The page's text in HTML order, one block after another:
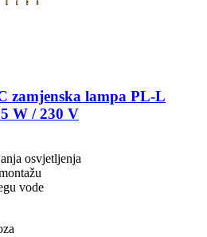
zamjenska lampa PL-​L
W / 230 V
osvjetljenja
vode